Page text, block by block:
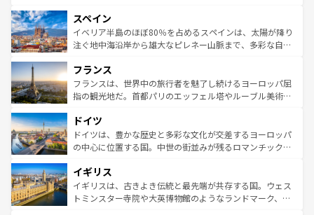
ろん、トスカーナの美しい田園風景やアマルフィ海岸の絶
景など、自然景観も見逃せない。観光の合間には、本場の
ピザやパスタなど、絶品のイタリア料理を堪能することも
ませてくれるイタリアで、忘れられない旅をしてみよう！
なお、新着のイタリア情報はコンテンツ一覧 を参照してほ
しい。
スペイン
イベリア半島のほぼ80％を占めるスペインは、太陽が降り
注ぐ地中海沿岸から雄大なピレネー山脈まで、多彩な自然
文化が根付くこの国では、情熱的なフラメンコ、熱気あふ
れる闘牛、そして美味しいタパスが生活の一部となってい
る。首都マドリードの洗練された雰囲気や、バルセロナの
の城塞都市、穏やかなビーチリゾートまで多彩な表情を見
せる。地方によって風土や気候が異なるスペインはその個
性で訪れる人を魅了する。 なお、新着のスペイン情報はコ
フランス
フランスは、世界中の旅行者を魅了し続けるヨーロッパ屈
指の観光地だ。首都パリのエッフェル塔やルーブル美術館
で、幅広い魅力が詰まっている。華麗な宮殿、歴史的な大
聖堂、美しいビーチ、そして豊かな自然が、訪れる者を心
から魅了する。また、フランスは美食の国としても知ら
いる。シャンパンの発祥地であるランス、プロヴァンスの
香り高いラベンダー畑など、多彩な楽しみ方が可能だ。さ
らに、パリ以外の地域にも魅力が溢れており、どの街角に
ドイツ
ドイツは、豊かな歴史と多彩な文化が交差するヨーロッパ
の中心に位置する国。中世の街並みが残るロマンチック街
顔を持つこの国は、どこを歩いても飽きることがない。ベ
ルリンの文化的活気、バイエルン州のアルプスの絶景、そ
してライン川沿いのワイン畑といった風景は必見。ビール
イギリス
イギリスは、古きよき伝統と最先端が共存する国。ウェス
トミンスター寺院や大英博物館のようなランドマーク、歴